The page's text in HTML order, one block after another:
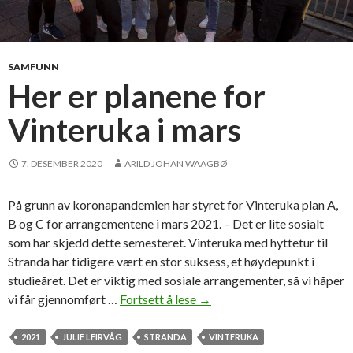
SAMFUNN
Her er planene for
Vinteruka i mars
7. DESEMBER 2020 ARILD JOHAN WAAGBØ
På grunn av koronapandemien har styret for Vinteruka plan A,
B og C for arrangementene i mars 2021. – Det er lite sosialt
som har skjedd dette semesteret. Vinteruka med hyttetur til
Stranda har tidigere vært en stor suksess, et høydepunkt i
studieåret. Det er viktig med sosiale arrangementer, så vi håper
vi får gjennomført … Fortsett å lese H
r
→
2021 JULIE LEIRVÅG STRANDA VINTERUKA